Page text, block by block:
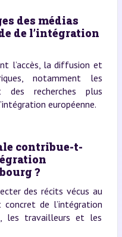
des médias
de l’intégration
l’accès, la diffusion et
notamment les
des recherches plus
européenne.
contribue-t-
?
des récits vécus au
concret de l’intégration
les travailleurs et les